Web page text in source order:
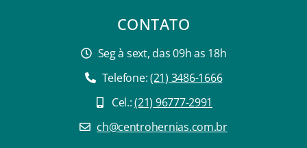
CONTATO
Seg à sext, das 09h as 18h
Telefone:(21) 3486-1666
Cel.:(21) 96777-2991
ch@centrohernias.com.br